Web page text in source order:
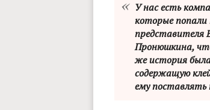
У нас есть
которые попали
представителя
Пронюшкина,
же история
содержащую
ему поставлять